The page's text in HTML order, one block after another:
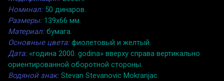
Номинал:50 динаров.
Размеры:139x66 мм.
Материал:бумага.
Основные цвета:фиолетовый и желтый.
Дата:«година 2000. godina» вверху справа вертикально
ориентированной оборотной стороны.
Водяной знак:Stevan Stevanovic Mokranjac.